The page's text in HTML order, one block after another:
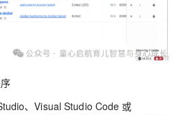
、Visual Studio Code 或